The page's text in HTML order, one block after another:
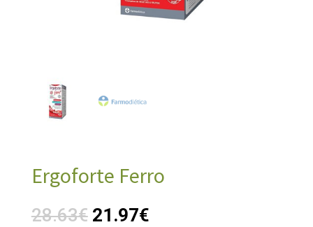
Ergoforte Ferro
28.63€ 21.97€